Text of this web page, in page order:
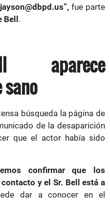
fue parte
Bell.
aparece
búsqueda la página de
de la desaparición
que el actor había sido
confirmar que los
y el Sr. Bell está a
dar a conocer en el